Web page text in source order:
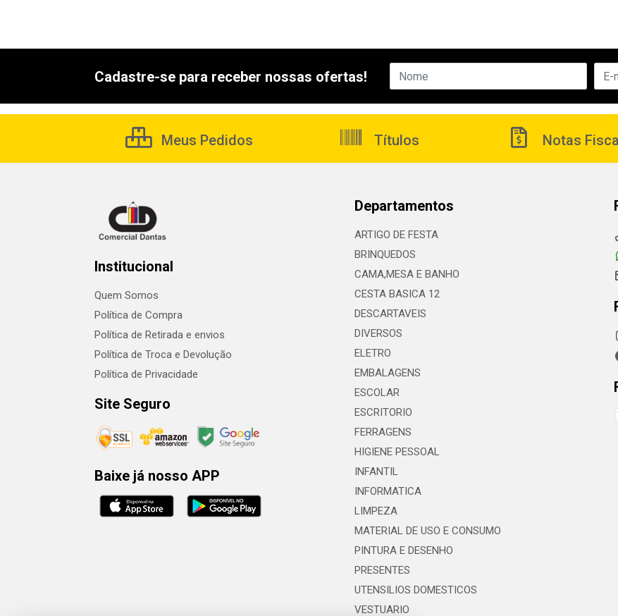
Cadastre-se para receber nossas ofertas!
Meus Pedidos Títulos Notas
Institucional
Quem Somos
Política de Compra
Política de Retirada e envios
Política de Troca e Devolução
Política de Privacidade
Site Seguro
Baixe já nosso APP
Departamentos
ARTIGO DE FESTA
BRINQUEDOS
CAMA,MESA E BANHO
CESTA BASICA 12
DESCARTAVEIS
DIVERSOS
ELETRO
EMBALAGENS
ESCOLAR
ESCRITORIO
FERRAGENS
HIGIENE PESSOAL
INFANTIL
INFORMATICA
LIMPEZA
MATERIAL DE USO E CONSUMO
PINTURA E DESENHO
PRESENTES
UTENSILIOS DOMESTICOS
VESTUARIO